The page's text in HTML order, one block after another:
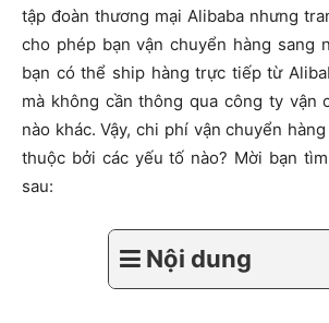
tập đoàn thương mại Alibaba nhưng
cho phép bạn vận chuyển hàng sang
bạn có thể ship hàng trực tiếp từ
mà không cần thông qua công ty vận
nào khác. Vậy, chi phí vận chuyển
thuộc bởi các yếu tố nào? Mời bạn
sau:
Nội dung